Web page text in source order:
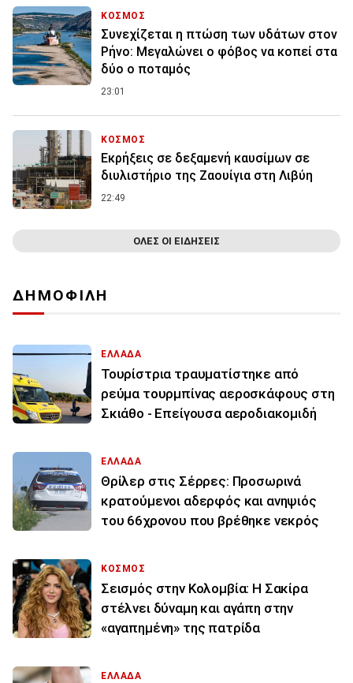
ΚΟΣΜΟΣ
Συνεχίζεται η πτώση των υδάτων στον
Ρήνο: Μεγαλώνει ο φόβος να κοπεί στα
δύο ο ποταμός
23:01
ΚΟΣΜΟΣ
Εκρήξεις σε δεξαμενή καυσίμων σε
διυλιστήριο της Ζαουίγια στη Λιβύη
22:49
ΟΛΕΣ ΟΙ ΕΙΔΗΣΕΙΣ
ΔΗΜΟΦΙΛΗ
ΕΛΛΑΔΑ
Τουρίστρια τραυματίστηκε από
ρεύμα τουρμπίνας αεροσκάφους στη
Σκιάθο - Επείγουσα αεροδιακομιδή
ΕΛΛΑΔΑ
Θρίλερ στις Σέρρες: Προσωρινά
κρατούμενοι αδερφός και ανηψιός
του 66χρονου που βρέθηκε νεκρός
ΚΟΣΜΟΣ
Σεισμός στην Κολομβία: Η Σακίρα
στέλνει δύναμη και αγάπη στην
«αγαπημένη» της πατρίδα
ΕΛΛΑΔΑ